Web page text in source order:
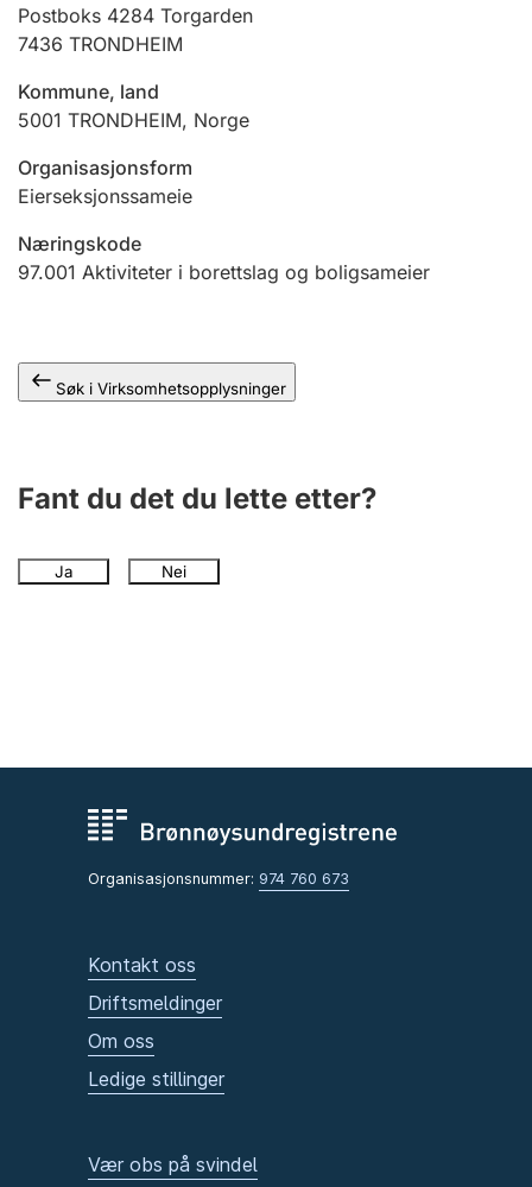
Offentlig sektor
Postboks 4284 Torgarden
7436 TRONDHEIM
Kommune, land
5001 TRONDHEIM, Norge
Organisasjonsform
Eierseksjonssameie
Næringskode
97.001 Aktiviteter i borettslag og boligsameier
Søk i Virksomhetsopplysninger
Fant du det du lette etter?
Ja Nei
Organisasjonsnummer: 974 760 673
Kontakt oss
Driftsmeldinger
Om oss
Ledige stillinger
Vær obs på svindel